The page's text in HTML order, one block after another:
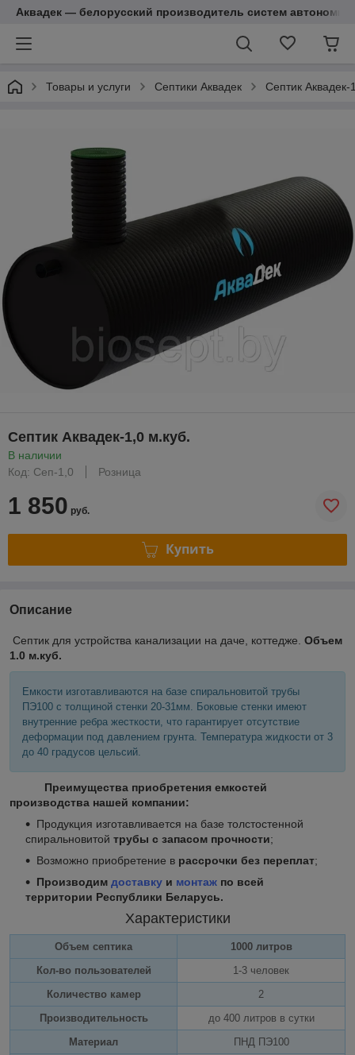
Аквадек — белорусский производитель систем
Товары и услуги Септики Аквадек Септик Аквадек-
Септик Аквадек-1,0 м.куб.
В наличии
Код: Сеп-1,0
Розница
1 850 руб.
Купить
Описание
Септик для устройства канализации на даче, коттедже. Объем
1.0 м.куб.
Емкости изготавливаются на базе спиральновитой трубы
ПЭ100 с толщиной стенки 20-31мм. Боковые стенки имеют
внутренние ребра жесткости, что гарантирует отсутствие
деформации под давлением грунта. Температура жидкости от 3
до 40 градусов цельсий.
Преимущества приобретения емкостей
производства нашей компании:
Продукция изготавливается на базе толстостенной
спиральновитой трубы с запасом прочности;
Возможно приобретение в рассрочки без переплат;
Производим доставку и монтаж по всей
территории Республики Беларусь.
Характеристики
Объем септика
1000 литров
Кол-во пользователей
1-3 человек
Количество камер
2
Производительность
до 400 литров в сутки
Материал
ПНД ПЭ100